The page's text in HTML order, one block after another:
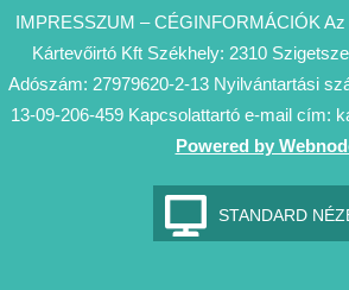
IMPRESSZUM – CÉGINFORMÁCIÓK Az
Kártevőirtó Kft Székhely: 2310
Adószám: 27979620-2-13 Nyilvántartási
13-09-206-459 Kapcsolattartó e-mail cím:
Powered by
STANDARD